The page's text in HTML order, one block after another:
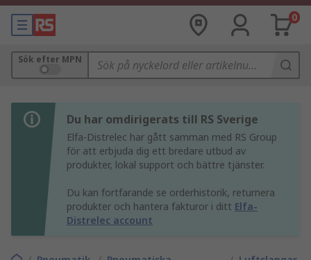
0
Sök efter MPN
Du har omdirigerats till RS Sverige
Elfa-Distrelec har gått samman med RS Group
för att erbjuda dig ett bredare utbud av
produkter, lokal support och bättre tjänster.
Du kan fortfarande se orderhistorik, returnera
produkter och hantera fakturor i ditt Elfa-
Distrelec account